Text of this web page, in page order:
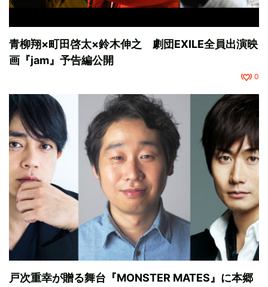
青柳翔×町田啓太×鈴木伸之 劇団EXILE全員出演映
画『jam』予告編公開
0
戸次重幸が贈る舞台『MONSTER MATES』に本郷